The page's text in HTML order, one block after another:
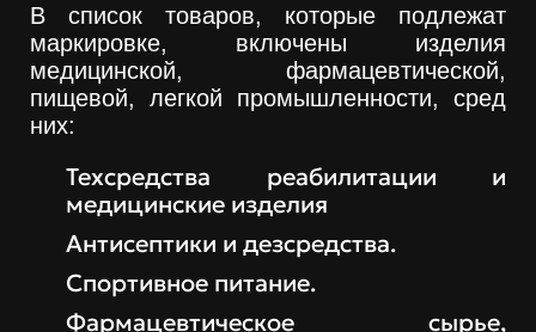
В список товаров, которые подлежат
маркировке, включены изделия
медицинской, фармацевтической,
пищевой, легкой промышленности, сред
них:
Техсредства реабилитации и
медицинские изделия
Антисептики и дезсредства.
Спортивное питание.
Фармацевтическое сырье,